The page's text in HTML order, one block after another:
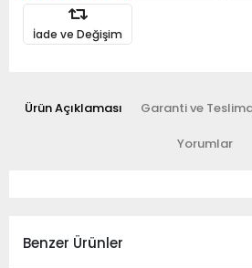
İade ve Değişim
Ürün Açıklaması Garanti ve
Yorumlar
Benzer Ürünler